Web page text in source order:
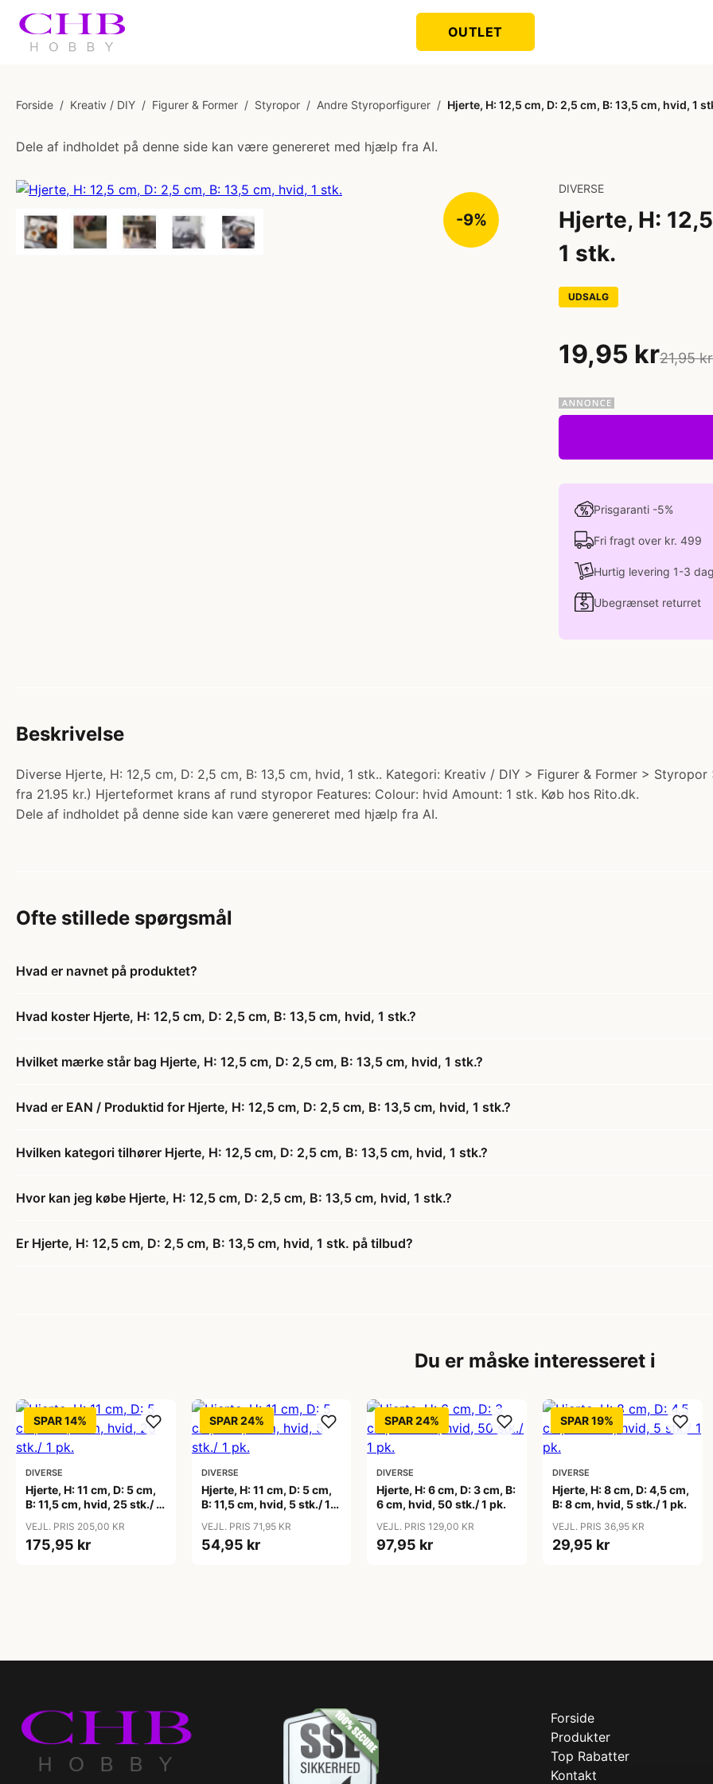
OUTLET
Forside / Kreativ / DIY / Figurer & Former / Styropor / Andre Styroporfigurer / Hjerte, H: 12,5 cm, D: 2,5 cm, B: 13,5 cm, hvid, 1
Dele af indholdet på denne side kan være genereret med hjælp fra AI.
-9%
DIVERSE
Hjerte, H:
1 stk.
UDSALG
19,95 kr21,95 kr
Prisgaranti -5%
Fri fragt over kr. 499
Hurtig levering 1-3
Ubegrænset returret
Beskrivelse
Diverse Hjerte, H: 12,5 cm, D: 2,5 cm, B: 13,5 cm, hvid, 1 stk.. Kategori: Kreativ / DIY > Figurer & Former >
fra 21.95 kr.) Hjerteformet krans af rund styropor Features: Colour: hvid Amount: 1 stk. Køb hos Rito.dk.
Dele af indholdet på denne side kan være genereret med hjælp fra AI.
Ofte stillede spørgsmål
Hvad er navnet på produktet?
Hvad koster Hjerte, H: 12,5 cm, D: 2,5 cm, B: 13,5 cm, hvid, 1 stk.?
Hvilket mærke står bag Hjerte, H: 12,5 cm, D: 2,5 cm, B: 13,5 cm, hvid, 1 stk.?
Hvad er EAN / Produktid for Hjerte, H: 12,5 cm, D: 2,5 cm, B: 13,5 cm, hvid, 1 stk.?
Hvilken kategori tilhører Hjerte, H: 12,5 cm, D: 2,5 cm, B: 13,5 cm, hvid, 1 stk.?
Hvor kan jeg købe Hjerte, H: 12,5 cm, D: 2,5 cm, B: 13,5 cm, hvid, 1 stk.?
Er Hjerte, H: 12,5 cm, D: 2,5 cm, B: 13,5 cm, hvid, 1 stk. på tilbud?
Du er måske interesseret i
SPAR 14%
DIVERSE
Hjerte, H: 11 cm, D: 5 cm,
B: 11,5 cm, hvid, 25 stk./ 1
VEJL. PRIS 205,00 KR
175,95 kr
SPAR 24%
DIVERSE
Hjerte, H: 11 cm, D: 5 cm,
B: 11,5 cm, hvid, 5 stk./ 1
VEJL. PRIS 71,95 KR
54,95 kr
SPAR 24%
DIVERSE
Hjerte, H: 6 cm, D: 3 cm, B:
6 cm, hvid, 50 stk./ 1 pk.
VEJL. PRIS 129,00 KR
97,95 kr
SPAR 19%
DIVERSE
Hjerte, H: 8 cm, D: 4,5 cm,
B: 8 cm, hvid, 5 stk./ 1 pk.
VEJL. PRIS 36,95 KR
29,95 kr
Forside
Produkter
Top Rabatter
Kontakt